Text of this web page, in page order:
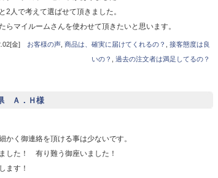
人で考えて選ばせて頂きました。
マイルームさんを使わせて頂きたいと思います。
金] お客様の声, 商品は、確実に届けてくれるの？
接客態度は良
いの？
過去の注文者は満足してるの？
Ａ．Ｈ様
く御連絡を頂ける事は少ないです。
した！ 有り難う御座いました！
ます！